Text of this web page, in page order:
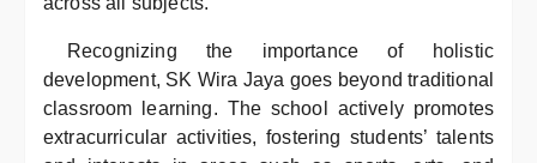
Recognizing the importance of holistic
development, SK Wira Jaya goes beyond traditional
classroom learning. The school actively promotes
extracurricular activities, fostering students’ talents